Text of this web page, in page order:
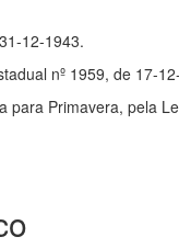
12-1943.
nº 1959, de 17-
Primavera, pela